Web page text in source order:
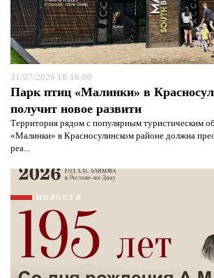
31/07/2026 18:18:00
Парк птиц «Малинки» в
получит новое развити
Территория рядом с популярным туристическим
«Малинки» в Красносулинском районе должна
реа...
НОВОСТИ